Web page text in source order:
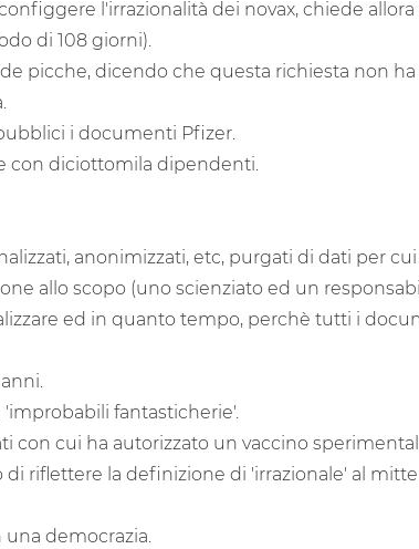
l'irrazionalità dei novax, chiede
di 108 giorni).
picche, dicendo che questa richiesta non
i documenti Pfizer.
con diciottomila dipendenti.
anonimizzati, etc, purgati di dati per
allo scopo (uno scienziato ed un
ed in quanto tempo, perchè tutti i
'improbabili fantasticherie'.
con cui ha autorizzato un vaccino
riflettere la definizione di 'irrazionale' al
democrazia.